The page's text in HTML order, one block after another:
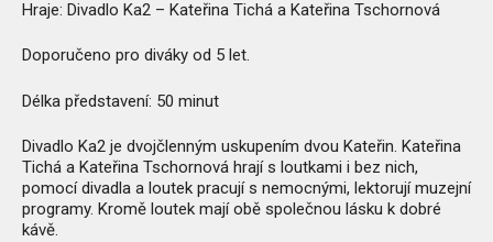
Hraje: Divadlo Ka2 – Kateřina Tichá a Kateřina Tschornová
Doporučeno pro diváky od 5 let.
Délka představení: 50 minut
Divadlo Ka2 je dvojčlenným uskupením dvou Kateřin. Kateřina
Tichá a Kateřina Tschornová hrají s loutkami i bez nich,
pomocí divadla a loutek pracují s nemocnými, lektorují muzejní
programy. Kromě loutek mají obě společnou lásku k dobré
kávě.